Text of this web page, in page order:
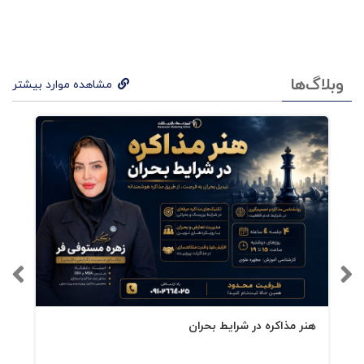
این باش که پیروز شوی
7:رفتن به وسط گود ، ولی نه همیشه
8:چگونه فضای یک سخنرانی را نورپردازی کنیم؟
وبلاگ‌ها مشاهده موارد بیشتر
هنر مذاکره در شرایط بحران